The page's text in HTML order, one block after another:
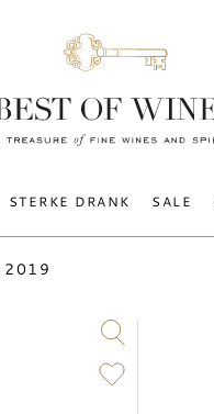
STERKE DRANK SALE
2019